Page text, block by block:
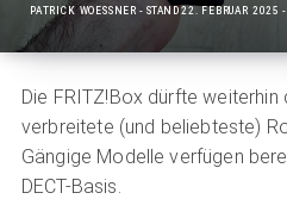
PATRICK WOESSNER - STAND 22. FEBRUAR 2025 -
Die FRITZ!Box dürfte
verbreitete (und beliebteste)
Gängige Modelle verfügen
DECT-Basis.